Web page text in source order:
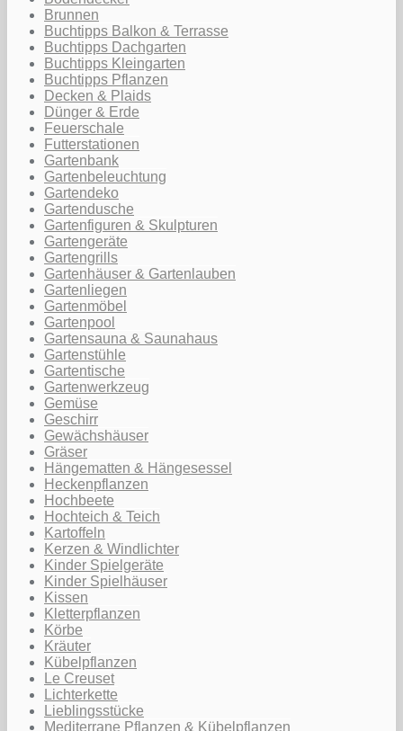
Brunnen
Buchtipps Balkon & Terrasse
Buchtipps Dachgarten
Buchtipps Kleingarten
Buchtipps Pflanzen
Decken & Plaids
Dünger & Erde
Feuerschale
Futterstationen
Gartenbank
Gartenbeleuchtung
Gartendeko
Gartendusche
Gartenfiguren & Skulpturen
Gartengeräte
Gartengrills
Gartenhäuser & Gartenlauben
Gartenliegen
Gartenmöbel
Gartenpool
Gartensauna & Saunahaus
Gartenstühle
Gartentische
Gartenwerkzeug
Gemüse
Geschirr
Gewächshäuser
Gräser
Hängematten & Hängesessel
Heckenpflanzen
Hochbeete
Hochteich & Teich
Kartoffeln
Kerzen & Windlichter
Kinder Spielgeräte
Kinder Spielhäuser
Kissen
Kletterpflanzen
Körbe
Kräuter
Kübelpflanzen
Le Creuset
Lichterkette
Lieblingsstücke
Mediterrane Pflanzen & Kübelpflanzen